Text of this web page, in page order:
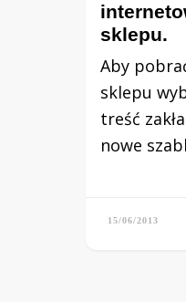
sklepu.
Aby
sklepu
treść
nowe
15/06/2013